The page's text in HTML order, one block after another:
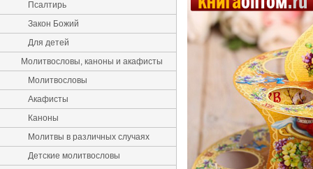
Псалтирь
Закон Божий
Для детей
Молитвословы, каноны и акафисты
Молитвословы
Акафисты
Каноны
Молитвы в различных случаях
Детские молитвословы